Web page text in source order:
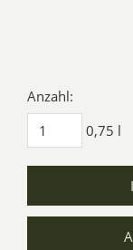
Anzahl:
0,75 l